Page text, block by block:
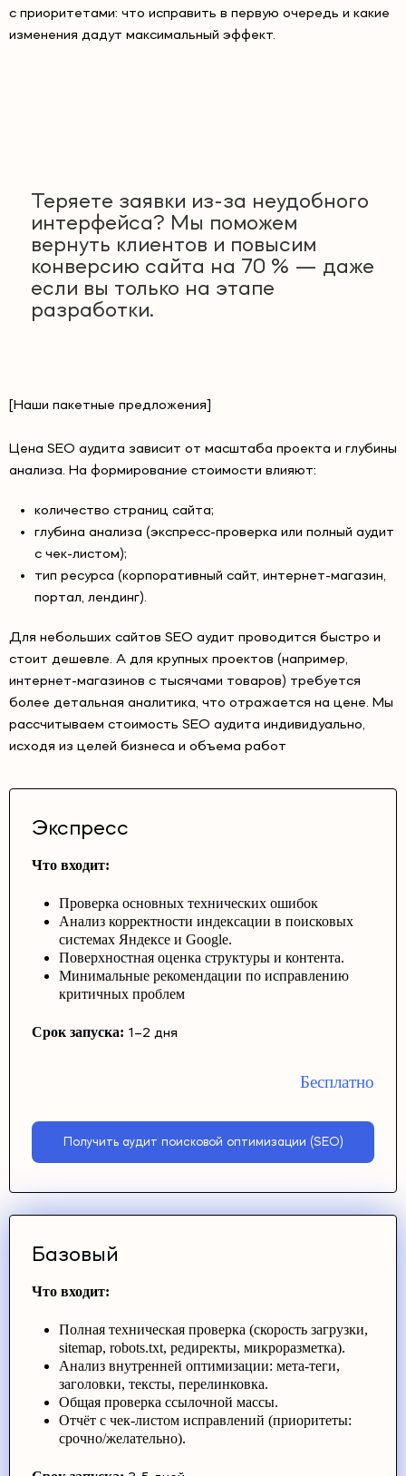
с приоритетами: что исправить в первую очередь и какие
изменения дадут максимальный эффект.
Теряете заявки из-за неудобного
интерфейса? Мы поможем
вернуть клиентов и повысим
конверсию сайта на 70 % — даже
если вы только на этапе
разработки.
[Наши пакетные предложения]
Цена SEO аудита зависит от масштаба проекта и глубины
анализа. На формирование стоимости влияют:
количество страниц сайта;
глубина анализа (экспресс-проверка или полный аудит
с чек-листом);
тип ресурса (корпоративный сайт, интернет-магазин,
портал, лендинг).
Для небольших сайтов SEO аудит проводится быстро и
стоит дешевле. А для крупных проектов (например,
интернет-магазинов с тысячами товаров) требуется
более детальная аналитика, что отражается на цене. Мы
рассчитываем стоимость SEO аудита индивидуально,
исходя из целей бизнеса и объема работ
Экспресс
Что входит:
Проверка основных технических ошибок
Анализ корректности индексации в поисковых
системах Яндексе и Google.
Поверхностная оценка структуры и контента.
Минимальные рекомендации по исправлению
критичных проблем
Срок запуска: 1–2 дня
Бесплатно
Получить аудит поисковой оптимизации (SEO)
Базовый
Что входит:
Полная техническая проверка (скорость загрузки,
sitemap, robots.txt, редиректы, микроразметка).
Анализ внутренней оптимизации: мета-теги,
заголовки, тексты, перелинковка.
Общая проверка ссылочной массы.
Отчёт с чек-листом исправлений (приоритеты:
срочно/желательно).